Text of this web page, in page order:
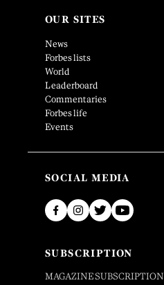
OUR SITES
News
Forbes lists
World
Leaderboard
Commentaries
Forbes life
Events
SOCIAL MEDIA
SUBSCRIPTION
MAGAZINE SUBSCRIPTION